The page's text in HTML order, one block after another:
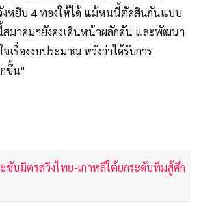
หยิบ 4 ทองให้ได้ แม้หนนี้ตัดสินกันแบบ
มาคมฯยังคงเดินหน้าผลักดัน และพัฒนา
เรื่องงบประมาณ หวังว่าได้รับการ
ขึ้น"
ชับมิตรสวิงไทย-เกาหลีใต้ยกระดับทีมสู้ศึก